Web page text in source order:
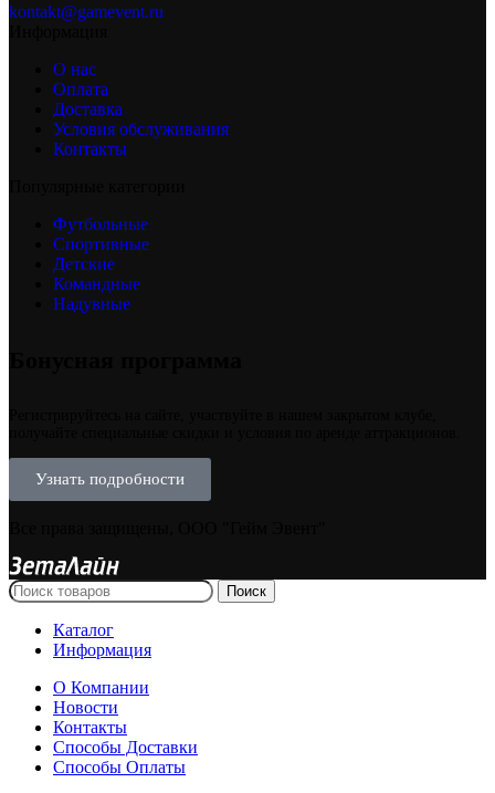
kontakt@gamevent.ru
О нас
Оплата
Доставка
Условия обслуживания
Контакты
Футбольные
Спортивные
Детские
Командные
Надувные
Узнать подробности
Поиск
Каталог
Информация
О Компании
Новости
Контакты
Способы Доставки
Способы Оплаты